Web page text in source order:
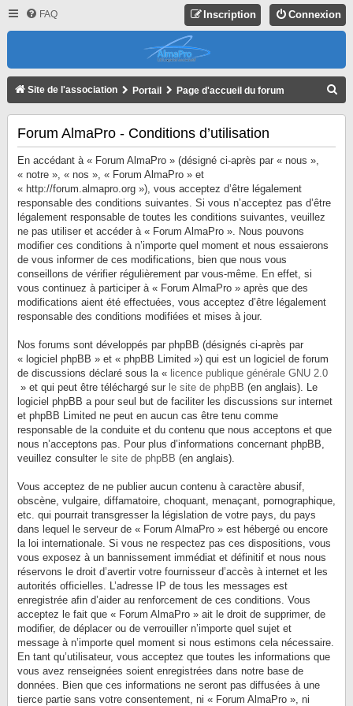
FAQ Connexion
Inscription
Site de l'association Portail Page d'accueil du forum
Forum AlmaPro - Conditions d’utilisation
En accédant à « Forum AlmaPro » (désigné ci-après par « nous »,
« notre », « nos », « Forum AlmaPro » et
« http://forum.almapro.org »), vous acceptez d’être légalement
responsable des conditions suivantes. Si vous n’acceptez pas d’être
légalement responsable de toutes les conditions suivantes, veuillez
ne pas utiliser et accéder à « Forum AlmaPro ». Nous pouvons
modifier ces conditions à n’importe quel moment et nous essaierons
de vous informer de ces modifications, bien que nous vous
conseillons de vérifier régulièrement par vous-même. En effet, si
vous continuez à participer à « Forum AlmaPro » après que des
modifications aient été effectuées, vous acceptez d’être légalement
responsable des conditions modifiées et mises à jour.
Nos forums sont développés par phpBB (désignés ci-après par
« logiciel phpBB » et « phpBB Limited ») qui est un logiciel de forum
de discussions déclaré sous la « licence publique générale GNU 2.0
» et qui peut être téléchargé sur le site de phpBB (en anglais). Le
logiciel phpBB a pour seul but de faciliter les discussions sur internet
et phpBB Limited ne peut en aucun cas être tenu comme
responsable de la conduite et du contenu que nous acceptons et que
nous n’acceptons pas. Pour plus d’informations concernant phpBB,
veuillez consulter le site de phpBB (en anglais).
Vous acceptez de ne publier aucun contenu à caractère abusif,
obscène, vulgaire, diffamatoire, choquant, menaçant, pornographique,
etc. qui pourrait transgresser la législation de votre pays, du pays
dans lequel le serveur de « Forum AlmaPro » est hébergé ou encore
la loi internationale. Si vous ne respectez pas ces dispositions, vous
vous exposez à un bannissement immédiat et définitif et nous nous
réservons le droit d’avertir votre fournisseur d’accès à internet et les
autorités officielles. L’adresse IP de tous les messages est
enregistrée afin d’aider au renforcement de ces conditions. Vous
acceptez le fait que « Forum AlmaPro » ait le droit de supprimer, de
modifier, de déplacer ou de verrouiller n’importe quel sujet et
message à n’importe quel moment si nous estimons cela nécessaire.
En tant qu’utilisateur, vous acceptez que toutes les informations que
vous avez renseignées soient enregistrées dans notre base de
données. Bien que ces informations ne seront pas diffusées à une
tierce partie sans votre consentement, ni « Forum AlmaPro », ni